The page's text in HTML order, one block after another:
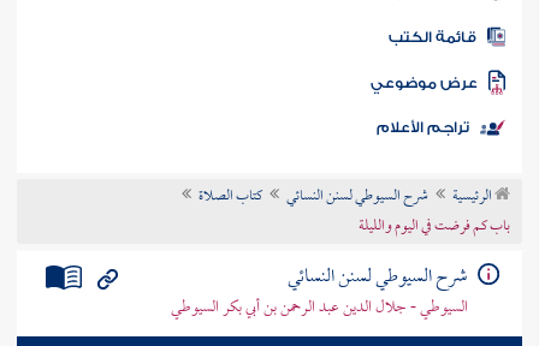
المكتبة
الكتب
موضوعي
تراجم الأعلام
الرئيسية شرح السيوطي لسنن النسائي
كتاب الصلاة
باب كم فرضت في اليوم والليلة
شرح السيوطي لسنن النسائي
السيوطي - جلال الدين عبد الرحمن بن أبي بكر السيوطي